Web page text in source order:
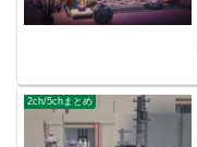
2ch/5chまとめ